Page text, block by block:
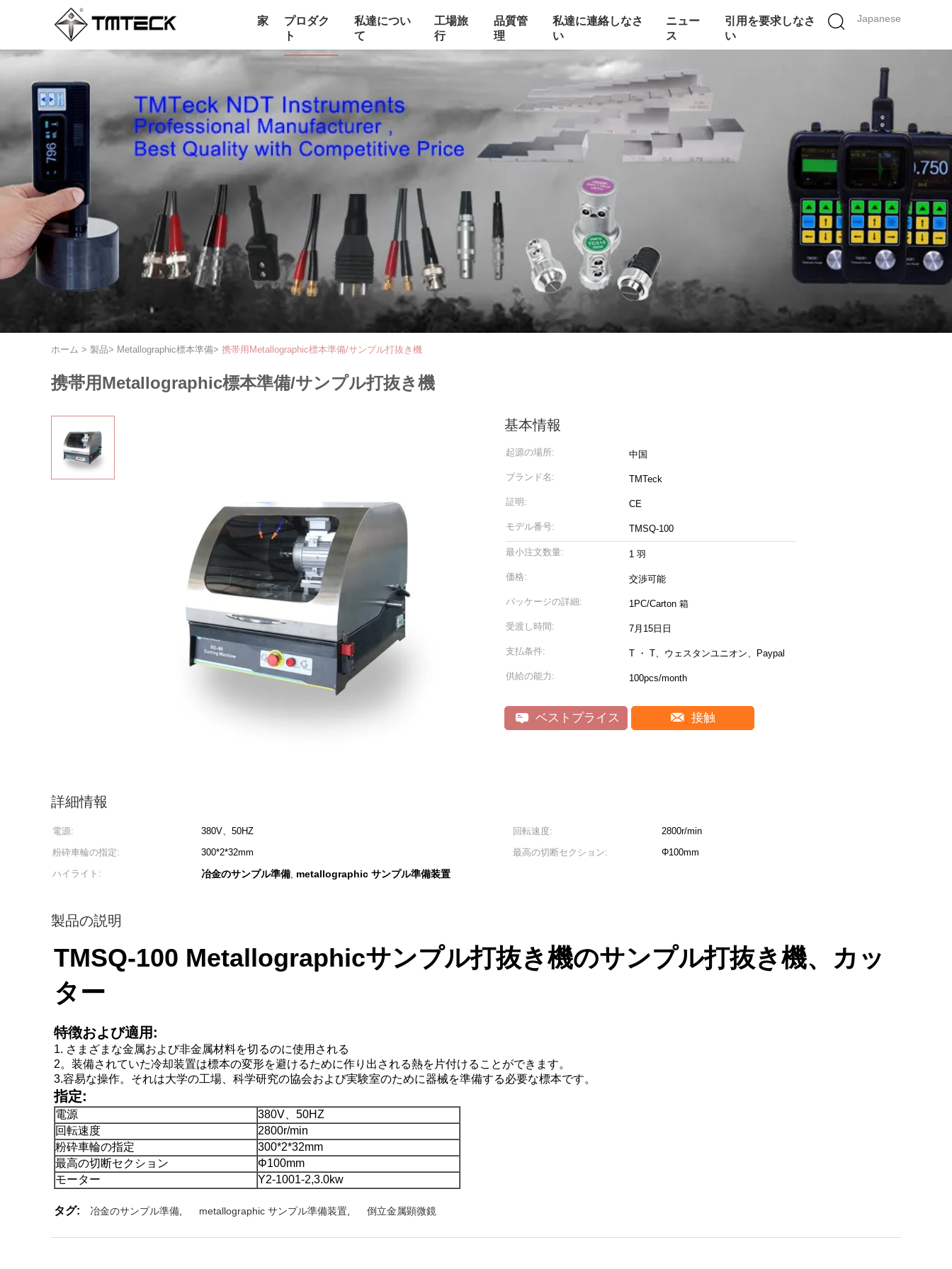
Japanese
家
プロダク
ト
私達につい
て
工場旅
行
品質管
理
私達に連絡しなさ
い
ニュー
ス
引用を要求しなさ
い
ホーム > 製品> Metallographic標本準備> 携帯用Metallographic標本準備/サンプル打抜き機
携帯用Metallographic標本準備/サンプル打抜き機
基本情報
起源の場所: 中国
ブランド名: TMTeck
証明: CE
モデル番号: TMSQ-100
最小注文数量: 1 羽
価格: 交渉可能
パッケージの詳細: 1PC/Carton 箱
受渡し時間: 7月15日日
支払条件: T ・ T、ウェスタンユニオン、Paypal
供給の能力: 100pcs/month
ベストプライス 接触
詳細情報
電源: 380V、50HZ 回転速度:
2800r/min
粉砕車輪の指定:
300*2*32mm 最高の切断セクション:
Φ100mm
ハイライト:
冶金のサンプル準備, metallographic サンプル準備装置
製品の説明
TMSQ-100 Metallographicサンプル打抜き機のサンプル打抜き機、カッ
ター
特徴および適用:
1. さまざまな金属および非金属材料を切るのに使用される
2。装備されていた冷却装置は標本の変形を避けるために作り出される熱を片付けることができます。
3.容易な操作。それは大学の工場、科学研究の協会および実験室のために器械を準備する必要な標本です。
指定:
電源
380V、50HZ
回転速度
2800r/min
粉砕車輪の指定
300*2*32mm
最高の切断セクション
Φ100mm
モーター
Y2-1001-2,3.0kw
タグ: 冶金のサンプル準備 metallographic サンプル準備装置 倒立金属顕微鏡